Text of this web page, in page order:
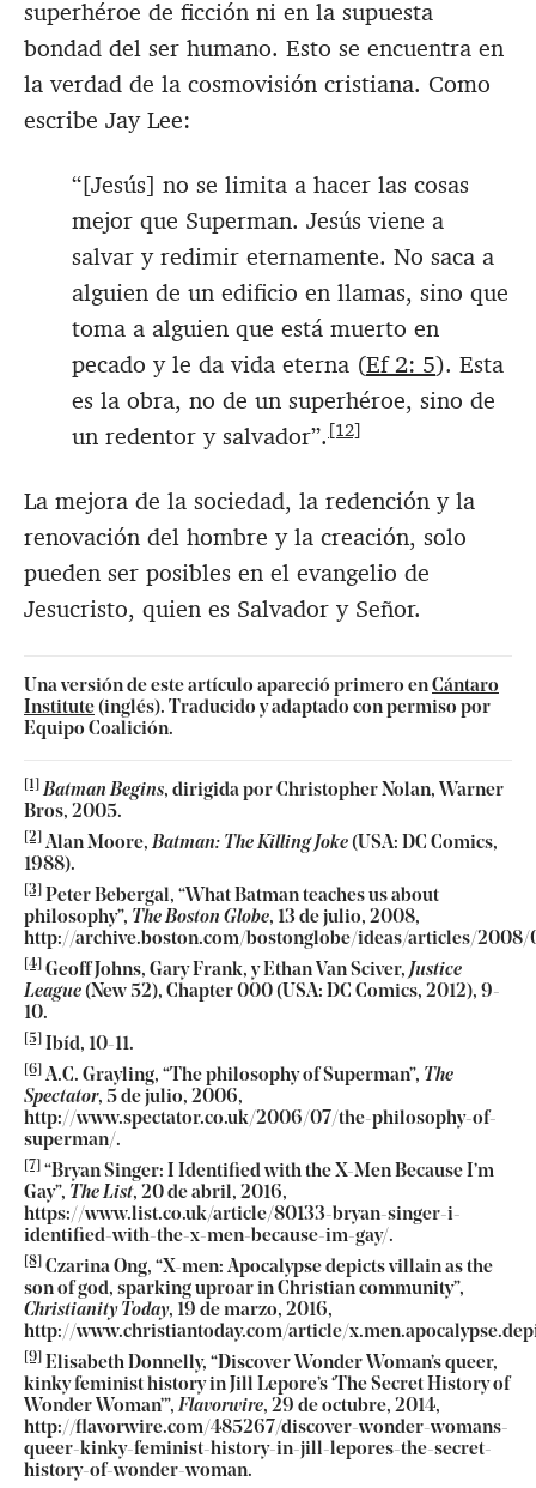
superhéroe de ficción ni en la supuesta
bondad del ser humano. Esto se encuentra en
la verdad de la cosmovisión cristiana. Como
escribe Jay Lee:
“[Jesús] no se limita a hacer las cosas
mejor que Superman. Jesús viene a
salvar y redimir eternamente. No saca a
alguien de un edificio en llamas, sino que
toma a alguien que está muerto en
pecado y le da vida eterna (Ef 2: 5). Esta
es la obra, no de un superhéroe, sino de
un redentor y salvador”. [12]
La mejora de la sociedad, la redención y la
renovación del hombre y la creación, solo
pueden ser posibles en el evangelio de
Jesucristo, quien es Salvador y Señor.
Una versión de este artículo apareció primero enCántaro
Institute(inglés). Traducido y adaptado con permiso por
Equipo Coalición.
[1] Batman Begins, dirigida por Christopher Nolan, Warner
Bros, 2005.
[2] Alan Moore, Batman: The Killing Joke(USA: DC Comics,
1988).
[3]
Peter Bebergal, “What Batman teaches us about
philosophy”, The Boston Globe, 13 de julio, 2008,
http://archive.boston.com/bostonglobe/ideas/articles/
[4] Geoff Johns, Gary Frank, y Ethan Van Sciver, Justice
League(New 52), Chapter 000 (USA: DC Comics, 2012), 9-
10.
[5] Ibíd, 10-11.
[6] A.C. Grayling, “The philosophy of Superman”, The
Spectator, 5 de julio, 2006,
http://www.spectator.co.uk/2006/07/the-philosophy-of-
superman/.
[7] “Bryan Singer: I Identified with the X-Men Because I’m
Gay”, The List, 20 de abril, 2016,
https://www.list.co.uk/article/80133-bryan-singer-i-
identified-with-the-x-men-because-im-gay/.
[8] Czarina Ong, “X-men: Apocalypse depicts villain as the
son of god, sparking uproar in Christian community”,
Christianity Today, 19 de marzo, 2016,
http://www.christiantoday.com/article/
[9] Elisabeth Donnelly, “Discover Wonder Woman’s queer,
kinky feminist history in Jill Lepore’s ‘The Secret History of
Wonder Woman’”, Flavorwire, 29 de octubre, 2014,
http://flavorwire.com/485267/discover-wonder-womans-
queer-kinky-feminist-history-in-jill-lepores-the-secret-
history-of-wonder-woman.